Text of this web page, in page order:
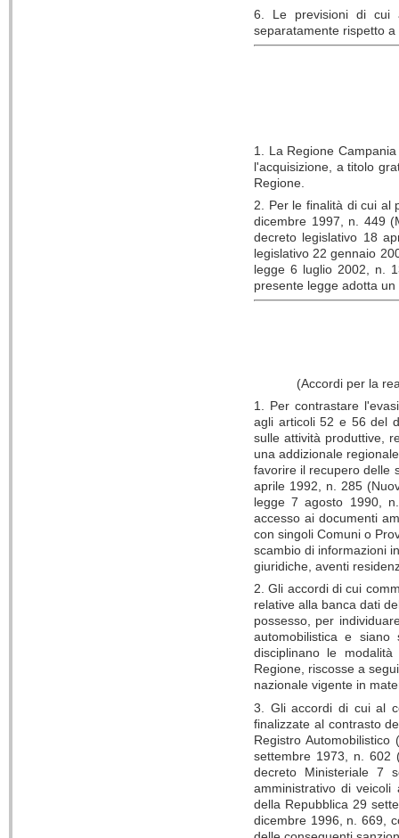
6. Le previsioni di cui
separatamente rispetto
1. La Regione
l'acquisizione, a titolo
Regione.
2. Per le finalità di cui al
dicembre 1997, n. 449
decreto legislativo 18
legislativo 22 gennaio
legge 6 luglio 2002, n.
presente legge adotta
(Accordi per la
1. Per contrastare
agli articoli 52 e 56 del
sulle attività produttive,
una addizionale
favorire il recupero
aprile 1992, n. 285
legge 7 agosto 1990,
accesso ai documenti
con singoli Comuni o
scambio di informazioni
giuridiche, aventi
2. Gli accordi di cui
relative alla banca dati
possesso, per
automobilistica e siano
disciplinano le
Regione, riscosse a
nazionale vigente in
3. Gli accordi di cui al
finalizzate al contrasto
Registro
settembre 1973, n. 602
decreto Ministeriale 7
amministrativo di
della Repubblica 29
dicembre 1996, n. 669,